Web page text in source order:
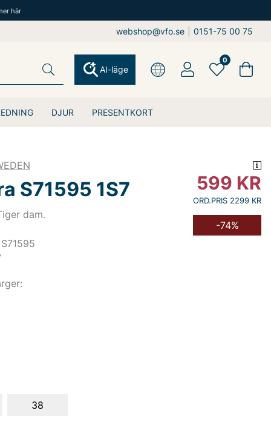
här
webshop@vfo.se 0151-75 00 75
DJUR PRESENTKORT
AI-läge
0
S71595 1S7
dam.
599 KR
ORD.PRIS 2299 KR
-74%
38